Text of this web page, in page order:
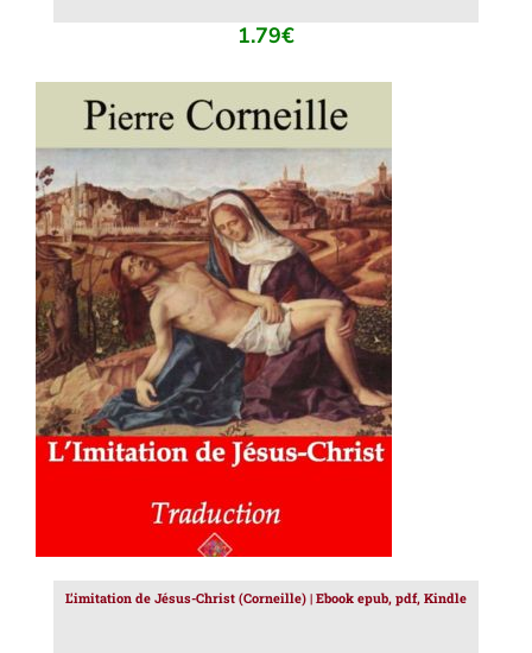
1.79€
AJOUTER AU PANIER / DÉTAILS
L’imitation de Jésus-Christ (Corneille) | Ebook epub, pdf, Kindle